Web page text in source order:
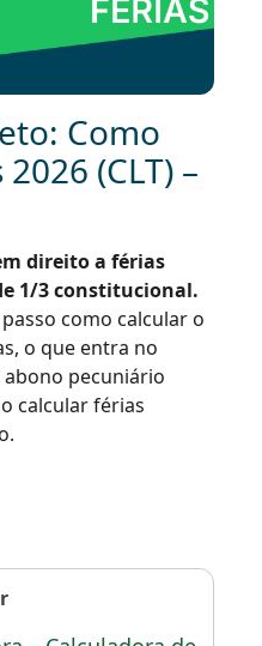
Como
(CLT) –
direito a férias
1/3 constitucional.
como calcular o
o que entra no
pecuniário
calcular férias